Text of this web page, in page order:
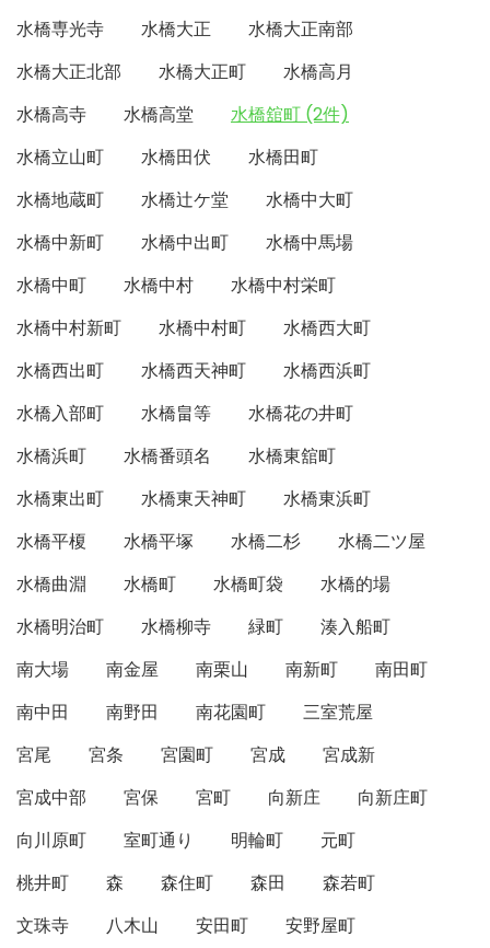
水橋専光寺
水橋大正
水橋大正南部
水橋大正北部
水橋大正町
水橋高月
水橋高寺
水橋高堂
水橋舘町 (2件)
水橋立山町
水橋田伏
水橋田町
水橋地蔵町
水橋辻ケ堂
水橋中大町
水橋中新町
水橋中出町
水橋中馬場
水橋中町
水橋中村
水橋中村栄町
水橋中村新町
水橋中村町
水橋西大町
水橋西出町
水橋西天神町
水橋西浜町
水橋入部町
水橋畠等
水橋花の井町
水橋浜町
水橋番頭名
水橋東舘町
水橋東出町
水橋東天神町
水橋東浜町
水橋平榎
水橋平塚 水橋二杉
水橋二ツ屋
水橋曲淵
水橋町 水橋町袋
水橋的場
水橋明治町
水橋柳寺 緑町
湊入船町
南大場
南金屋 南栗山 南新町
南田町
南中田
南野田 南花園町
三室荒屋
宮尾
宮条 宮園町 宮成
宮成新
宮成中部
宮保 宮町 向新庄
向新庄町
向川原町
室町通り 明輪町
元町
桃井町
森 森住町 森田
森若町
文珠寺
八木山 安田町 安野屋町